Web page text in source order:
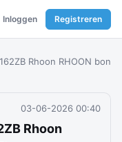
Inloggen Registreren
Rhoon RHOON bon
03-06-2026 00:40
Rhoon